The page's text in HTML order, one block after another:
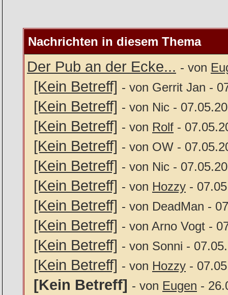
Nachrichten in diesem Thema
Der Pub an der Ecke... - von
[Kein Betreff] - von Gerrit Jan -
[Kein Betreff] - von Nic -
[Kein Betreff] - von Rolf -
[Kein Betreff] - von OW -
[Kein Betreff] - von Nic -
[Kein Betreff] - von Hozzy -
[Kein Betreff] - von DeadMan -
[Kein Betreff] - von Arno Vogt -
[Kein Betreff] - von Sonni -
[Kein Betreff] - von Hozzy -
[Kein Betreff] - von Eugen -